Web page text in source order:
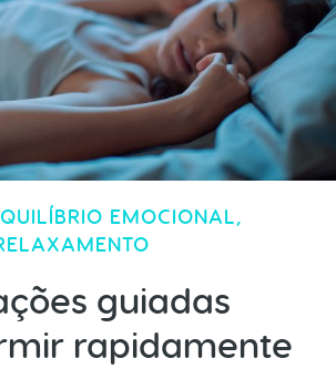
EMOCIONAL,
guiadas
rapidamente